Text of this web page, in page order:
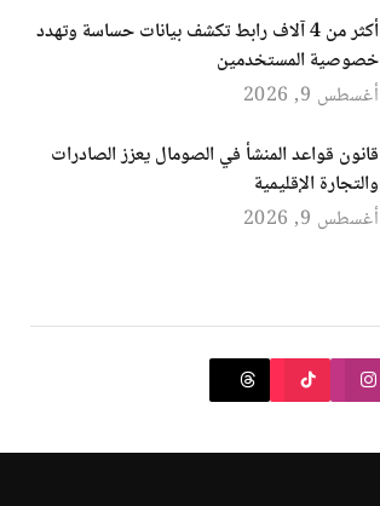
أكثر من 4 آلاف رابط تكشف بيانات حساسة وتهدد
خصوصية المستخدمين
أغسطس 9, 2026
قانون قواعد المنشأ في الصومال يعزز الصادرات
والتجارة الإقليمية
أغسطس 9, 2026